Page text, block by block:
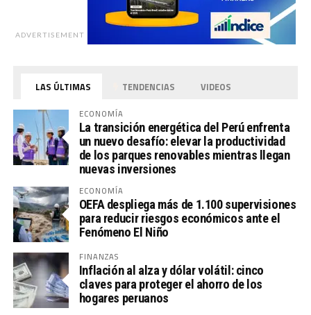
ADVERTISEMENT
LAS ÚLTIMAS TENDENCIAS VIDEOS
ECONOMÍA
La transición energética del Perú enfrenta
un nuevo desafío: elevar la productividad
de los parques renovables mientras llegan
nuevas inversiones
ECONOMÍA
OEFA despliega más de 1.100 supervisiones
para reducir riesgos económicos ante el
Fenómeno El Niño
FINANZAS
Inflación al alza y dólar volátil: cinco
claves para proteger el ahorro de los
hogares peruanos